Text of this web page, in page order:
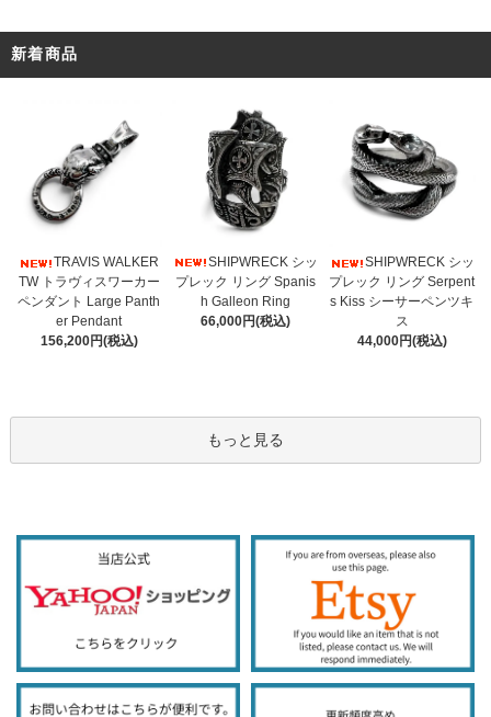
新着商品
TRAVIS WALKER
TW トラヴィスワーカー
ペンダント Large Panth
er Pendant
156,200円(税込)
SHIPWRECK シッ
プレック リング Spanis
h Galleon Ring
66,000円(税込)
SHIPWRECK シッ
プレック リング Serpent
s Kiss シーサーペンツキ
ス
44,000円(税込)
もっと見る